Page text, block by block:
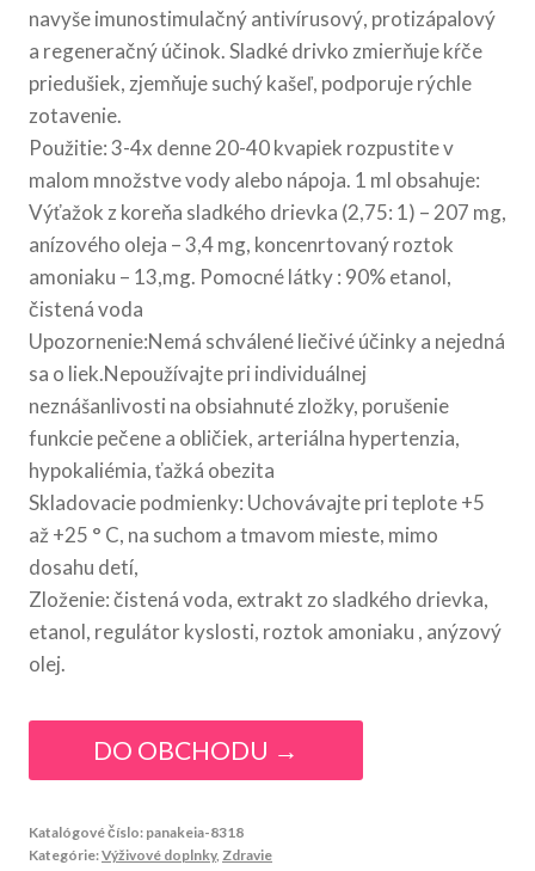
navyše imunostimulačný antivírusový, protizápalový
a regeneračný účinok. Sladké drivko zmierňuje kŕče
priedušiek, zjemňuje suchý kašeľ, podporuje rýchle
zotavenie.
Použitie: 3-4x denne 20-40 kvapiek rozpustite v
malom množstve vody alebo nápoja. 1 ml obsahuje:
Výťažok z koreňa sladkého drievka (2,75: 1) – 207 mg,
anízového oleja – 3,4 mg, koncenrtovaný roztok
amoniaku – 13,mg. Pomocné látky : 90% etanol,
čistená voda
Upozornenie:Nemá schválené liečivé účinky a nejedná
sa o liek.Nepoužívajte pri individuálnej
neznášanlivosti na obsiahnuté zložky, porušenie
funkcie pečene a obličiek, arteriálna hypertenzia,
hypokaliémia, ťažká obezita
Skladovacie podmienky: Uchovávajte pri teplote +5
až +25 ° C, na suchom a tmavom mieste, mimo
dosahu detí,
Zloženie: čistená voda, extrakt zo sladkého drievka,
etanol, regulátor kyslosti, roztok amoniaku , anýzový
olej.
DO OBCHODU →
Katalógové číslo: panakeia-8318
Kategórie:Výživové doplnky, Zdravie